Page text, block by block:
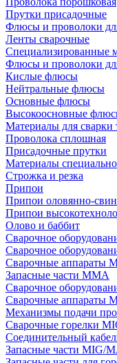
Прутки присадочные
Флюсы и проволоки
Ленты сварочные
Специализированные
Флюсы и проволоки
Кислые флюсы
Нейтральные флюсы
Основные флюсы
Высокоосновные
Материалы для сварки
Проволока сплошная
Присадочные прутки
Материалы
Строжка и резка
Припои
Припои оловянно-
Припои
Олово и баббит
Сварочное
Сварочное
Сварочные аппараты
Запасные части MMA
Сварочное
Сварочные аппараты
Механизмы подачи
Сварочные горелки
Соединительный
Запасные части MIG/